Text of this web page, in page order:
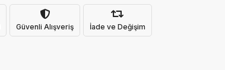
Güvenli Alışveriş İade ve Değişim